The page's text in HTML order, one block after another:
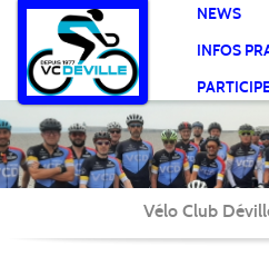
NEWS
INFOS
Vélo Club
Panneau de gestion des cookies